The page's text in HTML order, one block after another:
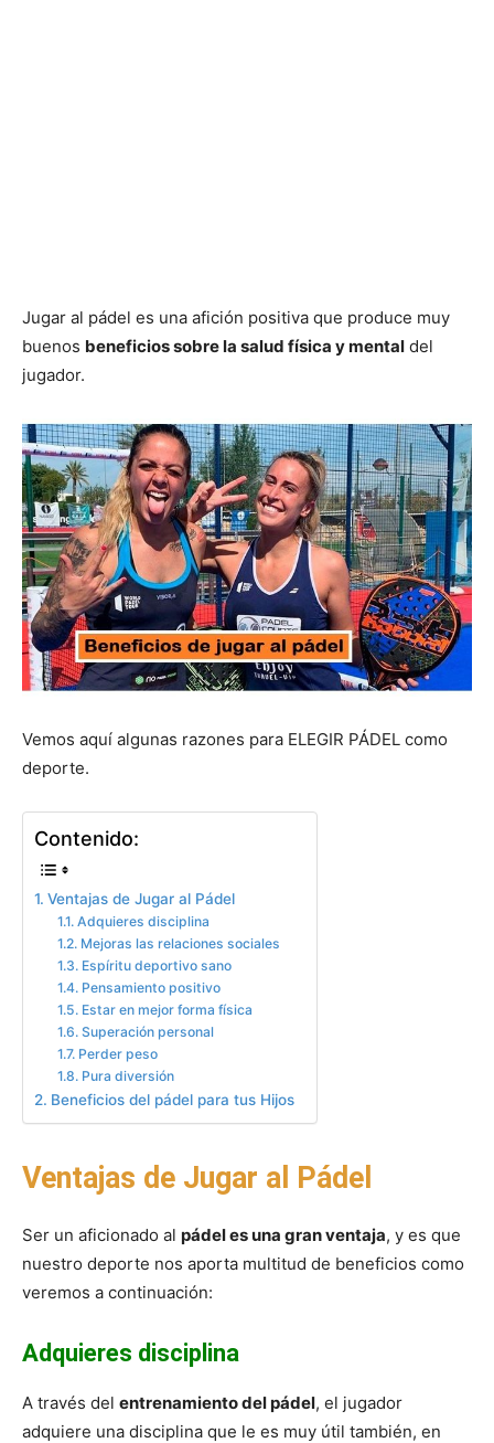
Jugar al pádel es una afición positiva que produce muy
buenos beneficios sobre la salud física y mental del
jugador.
Vemos aquí algunas razones para ELEGIR PÁDEL como
deporte.
Contenido:
Ventajas de Jugar al Pádel
Adquieres disciplina
Mejoras las relaciones sociales
Espíritu deportivo sano
Pensamiento positivo
Estar en mejor forma física
Superación personal
Perder peso
Pura diversión
Beneficios del pádel para tus Hijos
Ventajas de Jugar al Pádel
Ser un aficionado al pádel es una gran ventaja, y es que
nuestro deporte nos aporta multitud de beneficios como
veremos a continuación:
Adquieres disciplina
A través del entrenamiento del pádel, el jugador
adquiere una disciplina que le es muy útil también, en